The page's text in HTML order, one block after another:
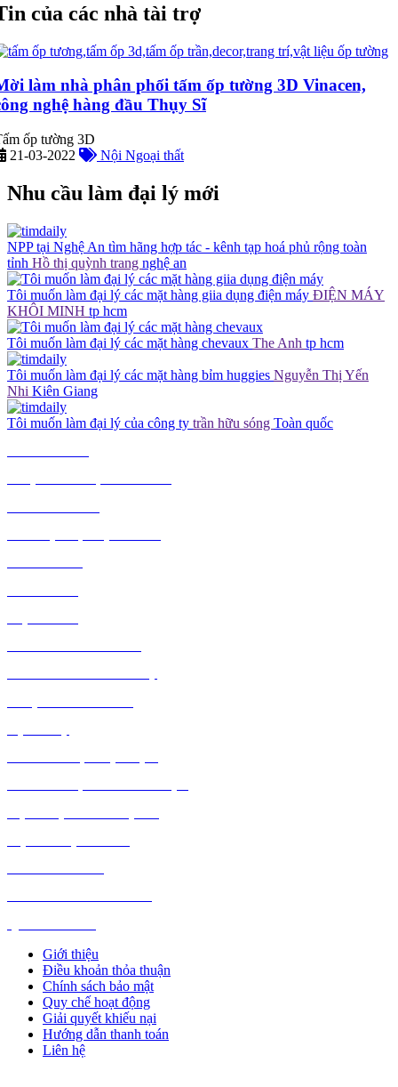
của các nhà tài trợ
làm nhà phân phối tấm ốp tường 3D Vinacen,
nghệ hàng đầu Thụy Sĩ
ốp tường 3D
21-03-2022
Nội Ngoại thất
Nhu cầu làm đại lý mới
NPP tại Nghệ An tìm hãng hợp tác - kênh tạp hoá phủ rộng toàn
tỉnh Hồ thị quỳnh trang nghệ an
Tôi muốn làm đại lý các mặt hàng giia dụng điện máy ĐIỆN MÁY
KHÔI MINH tp hcm
Tôi muốn làm đại lý các mặt hàng chevaux The Anh tp hcm
Tôi muốn làm đại lý các mặt hàng bỉm huggies Nguyễn Thị Yến
Nhi Kiên Giang
Tôi muốn làm đại lý của công ty trần hữu sóng Toàn quốc
Giới thiệu
Điều khoản thỏa thuận
Chính sách bảo mật
Quy chế hoạt động
Giải quyết khiếu nại
Hướng dẫn thanh toán
Liên hệ